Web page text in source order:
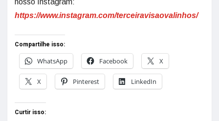
nosso Instagram:
https://www.instagram.com/terceiravisaovalinhos/
Compartilhe isso:
WhatsApp
Facebook X
X Pinterest LinkedIn
Curtir isso: